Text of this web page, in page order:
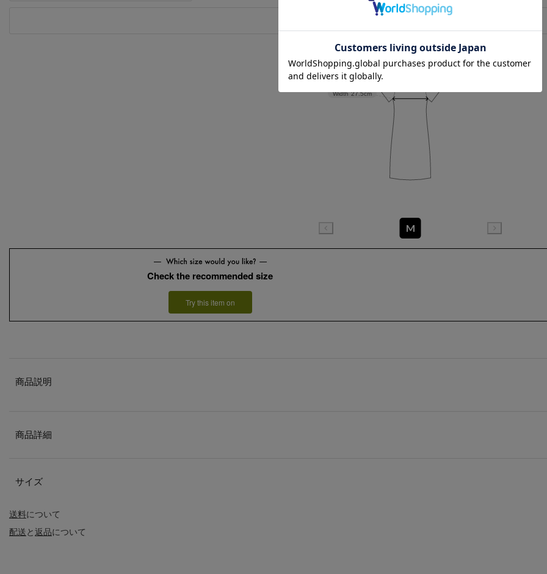
Width 27.5cm
M
Check the recommended size
Try this item on
送料について
配送と返品について
商品説明
商品詳細
サイズ